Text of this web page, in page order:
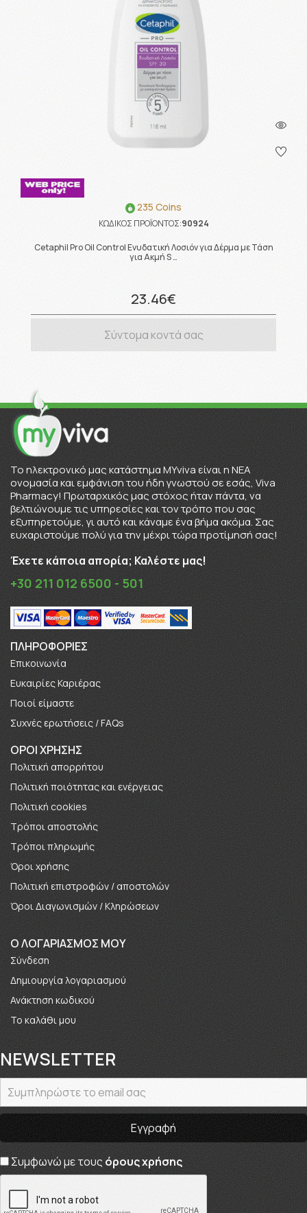
235 Coins
ΚΩΔΙΚΟΣ ΠΡΟΪΟΝΤΟΣ:90924
Cetaphil Pro Oil Control Ενυδατική Λοσιόν για Δέρμα με Τάση
για Ακμή S …
23.46€
Σύντομα κοντά σας
To ηλεκτρονικό μας κατάστημα MYviva είναι η ΝΕΑ
ονομασία και εμφάνιση του ήδη γνωστού σε εσάς, Viva
Pharmacy! Πρωταρχικός μας στόχος ήταν πάντα, να
βελτιώνουμε τις υπηρεσίες και τον τρόπο που σας
εξυπηρετούμε, γι αυτό και κάναμε ένα βήμα ακόμα. Σας
ευχαριστούμε πολύ για την μέχρι τώρα προτίμησή σας!
Έχετε κάποια απορία; Καλέστε μας!
+30 211 012 6500 - 501
ΠΛΗΡΟΦΟΡΊΕΣ
Επικοινωνία
Ευκαιρίες Καριέρας
Πoιοί είμαστε
Συχνές ερωτήσεις / FAQs
ΟΡΟΙ ΧΡΗΣΗΣ
Πολιτική απορρήτου
Πολιτική ποιότητας και ενέργειας
Πολιτική cookies
Τρόποι αποστολής
Τρόποι πληρωμής
Όροι χρήσης
Πολιτική επιστροφών / αποστολών
Όροι Διαγωνισμών / Κληρώσεων
O ΛΟΓΑΡΙΑΣΜΟΣ ΜΟΥ
Σύνδεση
Δημιουργία λογαριασμού
Ανάκτηση κωδικού
Το καλάθι μου
NEWSLETTER
Συμφωνώ με τους όρους χρήσης